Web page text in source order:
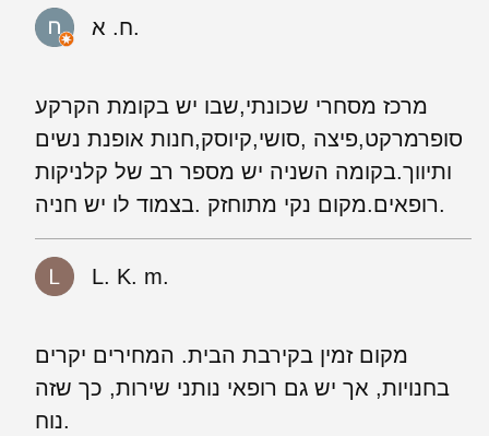
ח. א.
מרכז מסחרי שכונתי,שבו יש בקומת הקרקע
סופרמרקט,פיצה ,סושי,קיוסק,חנות אופנת נשים
ותיווך.בקומה השניה יש מספר רב של קלניקות
רופאים.מקום נקי מתוחזק .בצמוד לו יש חניה.
L. K. m.
מקום זמין בקירבת הבית. המחירים יקרים
בחנויות, אך יש גם רופאי נותני שירות, כך שזה
נוח.